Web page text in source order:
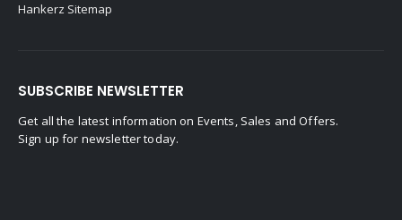
Hankerz Sitemap
SUBSCRIBE NEWSLETTER
Get all the latest information on Events, Sales and Offers.
Sign up for newsletter today.